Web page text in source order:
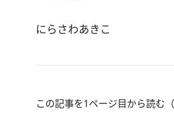
にらさわあきこ
この記事を1ページ目から読む